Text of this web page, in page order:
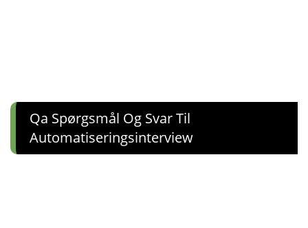
Qa Spørgsmål Og Svar Til
Automatiseringsinterview